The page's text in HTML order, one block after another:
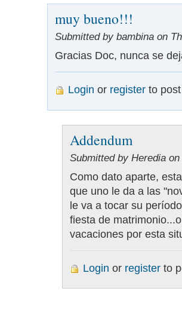
muy bueno!!!
Submitted by bambina on
Gracias Doc, nunca se
Login or register to
Addendum
Submitted by Heredia
Como dato aparte,
que uno le da a las
le va a tocar su
fiesta de
vacaciones por esta
Login or register to